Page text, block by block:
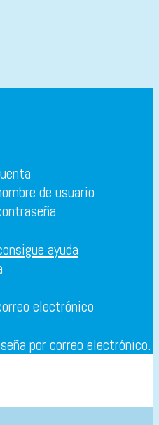
de usuario
ayuda
electrónico
por correo electrónico.